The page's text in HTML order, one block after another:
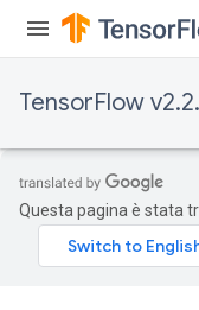
TensorFlow
Questa pagina è stata